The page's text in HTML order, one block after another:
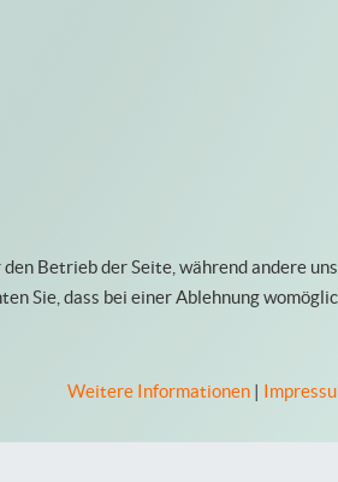
Betrieb der Seite, während andere
Sie, dass bei einer Ablehnung
Weitere Informationen |